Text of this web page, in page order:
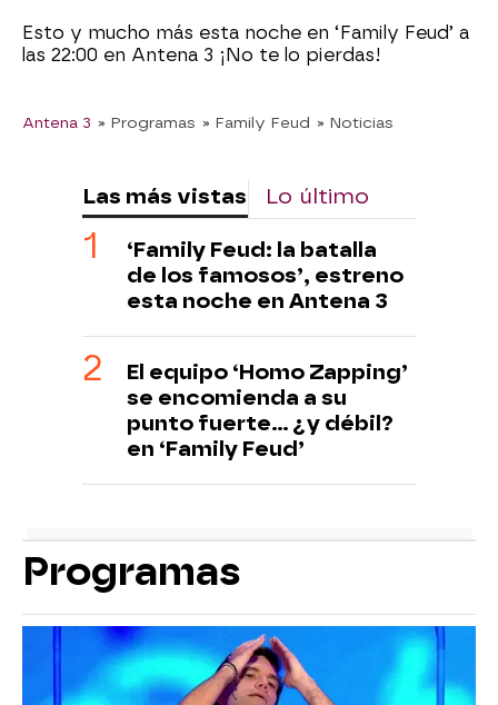
Esto y mucho más esta noche en ‘Family Feud’ a
las 22:00 en Antena 3 ¡No te lo pierdas!
Antena 3 » Programas » Family Feud » Noticias
Las más vistas Lo último
‘Family Feud: la batalla
de los famosos’, estreno
esta noche en Antena 3
El equipo ‘Homo Zapping’
se encomienda a su
punto fuerte… ¿y débil?
en ‘Family Feud’
Programas